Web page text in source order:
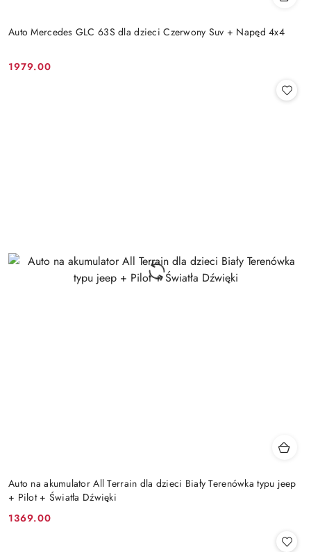
Auto Mercedes GLC 63S dla dzieci Czerwony Suv + Napęd 4x4
Cena:
1979.00
Auto na akumulator All Terrain dla dzieci Biały Terenówka typu jeep
+ Pilot + Światła Dźwięki
Cena:
1369.00